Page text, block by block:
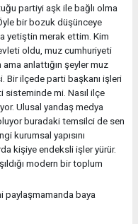
partiyi aşk ile bağlı olma
bir bozuk düşünceye
yetiştin merak ettim. Kim
oldu, muz cumhuriyeti
anlattığın şeyler muz
Bir ilçede parti başkanı işleri
mi. Nasıl ilçe
Ulusal yandaş medya
buradaki temsilci de sen
kurumsal yapısını
kişiye endeksli işler yürür.
modern bir toplum
paylaşmamanda baya